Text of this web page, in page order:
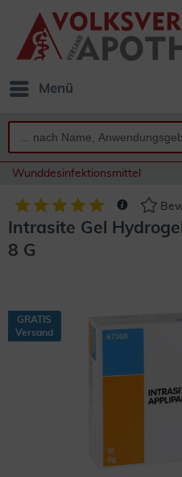
Menü
Wunddesinfektionsmittel
Intrasite Gel
8 G
GRATIS
Versand